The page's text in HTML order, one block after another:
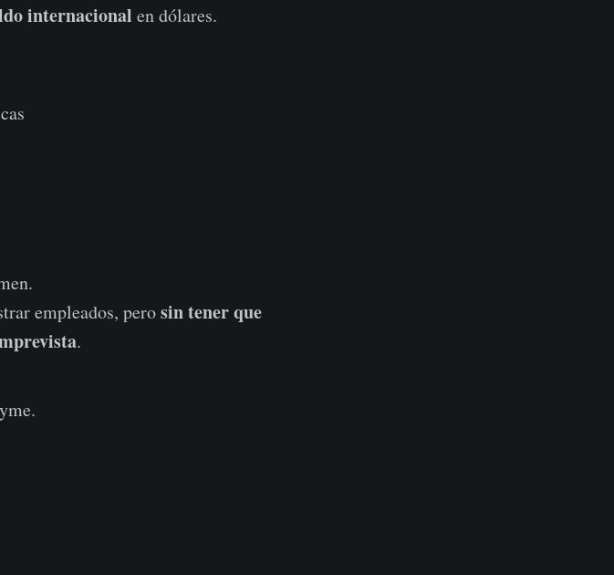
internacional en dólares.
empleados, perosin tener que
.